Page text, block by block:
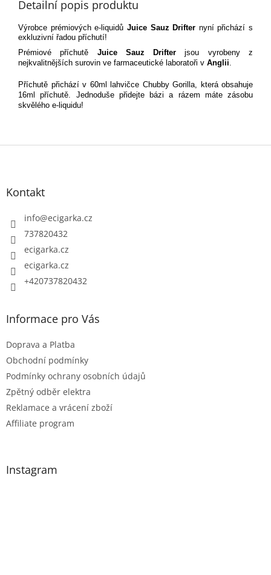
Detailní popis produktu
Výrobce prémiových e-liquidů Juice Sauz Drifter nyní přichází s
exkluzivní řadou příchutí!
Prémiové příchutě Juice Sauz Drifter jsou vyrobeny z
nejkvalitnějších surovin ve farmaceutické laboratoři v Anglii
Příchutě přichází v 60ml lahvičce Chubby Gorilla, která obsahuje
16ml příchutě. Jednoduše přidejte bázi a rázem máte zásobu
skvělého e-liquidu!
Kontakt
info@ecigarka.cz
737820432
ecigarka.cz
ecigarka.cz
+420737820432
Informace pro Vás
Doprava a Platba
Obchodní podmínky
Podmínky ochrany osobních údajů
Zpětný odběr elektra
Reklamace a vrácení zboží
Affiliate program
Instagram